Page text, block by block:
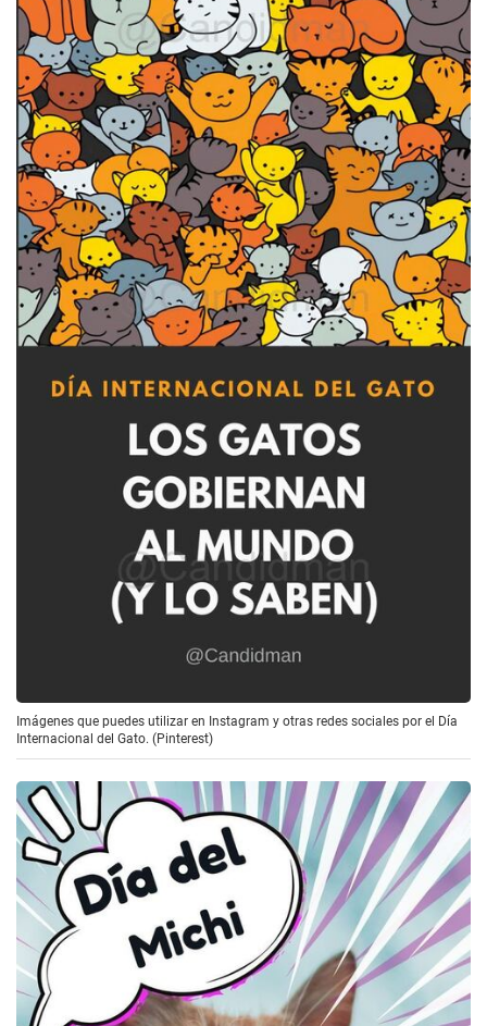
Imágenes que puedes utilizar en Instagram y otras redes sociales por el Día
Internacional del Gato. (Pinterest)